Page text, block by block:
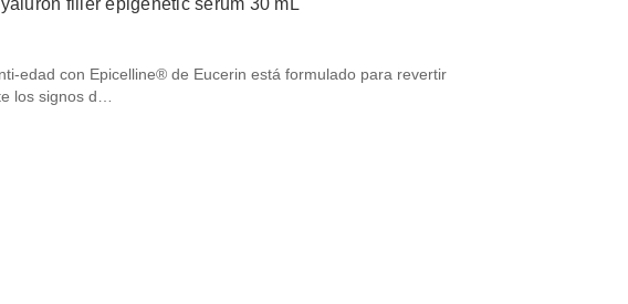
filler epigenetic serum 30 mL
edad con Epicelline® de Eucerin está formulado para revertir
los signos d…